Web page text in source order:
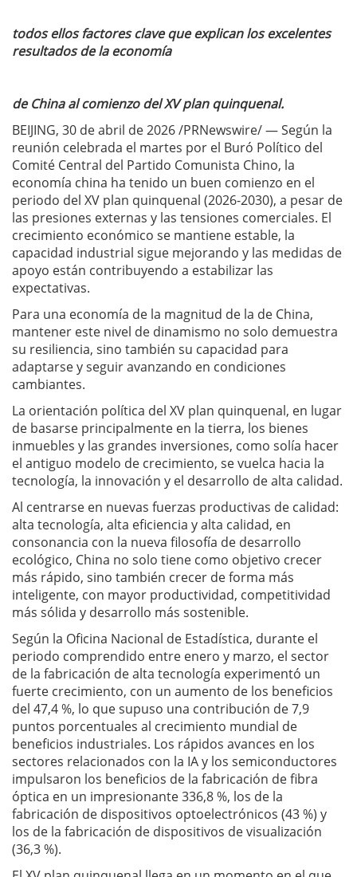
todos ellos factores clave que explican los excelentes
resultados de la economía
de China al comienzo del XV plan quinquenal.
BEIJING, 30 de abril de 2026 /PRNewswire/ — Según la
reunión celebrada el martes por el Buró Político del
Comité Central del Partido Comunista Chino, la
economía china ha tenido un buen comienzo en el
periodo del XV plan quinquenal (2026-2030), a pesar de
las presiones externas y las tensiones comerciales. El
crecimiento económico se mantiene estable, la
capacidad industrial sigue mejorando y las medidas de
apoyo están contribuyendo a estabilizar las
expectativas.
Para una economía de la magnitud de la de China,
mantener este nivel de dinamismo no solo demuestra
su resiliencia, sino también su capacidad para
adaptarse y seguir avanzando en condiciones
cambiantes.
La orientación política del XV plan quinquenal, en lugar
de basarse principalmente en la tierra, los bienes
inmuebles y las grandes inversiones, como solía hacer
el antiguo modelo de crecimiento, se vuelca hacia la
tecnología, la innovación y el desarrollo de alta calidad.
Al centrarse en nuevas fuerzas productivas de calidad:
alta tecnología, alta eficiencia y alta calidad, en
consonancia con la nueva filosofía de desarrollo
ecológico, China no solo tiene como objetivo crecer
más rápido, sino también crecer de forma más
inteligente, con mayor productividad, competitividad
más sólida y desarrollo más sostenible.
Según la Oficina Nacional de Estadística, durante el
periodo comprendido entre enero y marzo, el sector
de la fabricación de alta tecnología experimentó un
fuerte crecimiento, con un aumento de los beneficios
del 47,4 %, lo que supuso una contribución de 7,9
puntos porcentuales al crecimiento mundial de
beneficios industriales. Los rápidos avances en los
sectores relacionados con la IA y los semiconductores
impulsaron los beneficios de la fabricación de fibra
óptica en un impresionante 336,8 %, los de la
fabricación de dispositivos optoelectrónicos (43 %) y
los de la fabricación de dispositivos de visualización
(36,3 %).